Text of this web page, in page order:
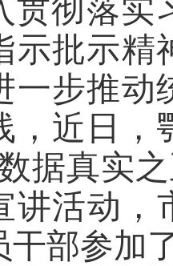
贯彻落实
示批示精
一步推动
，近日，
据真实
讲活动，
干部参加